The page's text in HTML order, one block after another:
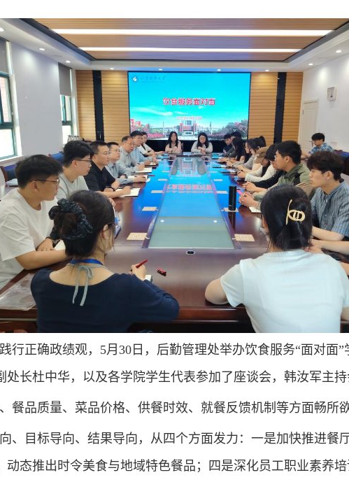
行正确政绩观，5月30日，后勤管理处举办饮食服务“面对面
长杜中华，以及各学院学生代表参加了座谈会，韩汝军主
餐品质量、菜品价格、供餐时效、就餐反馈机制等方面畅所
、目标导向、结果导向，从四个方面发力：一是加快推进餐
态推出时令美食与地域特色餐品；四是深化员工职业素养